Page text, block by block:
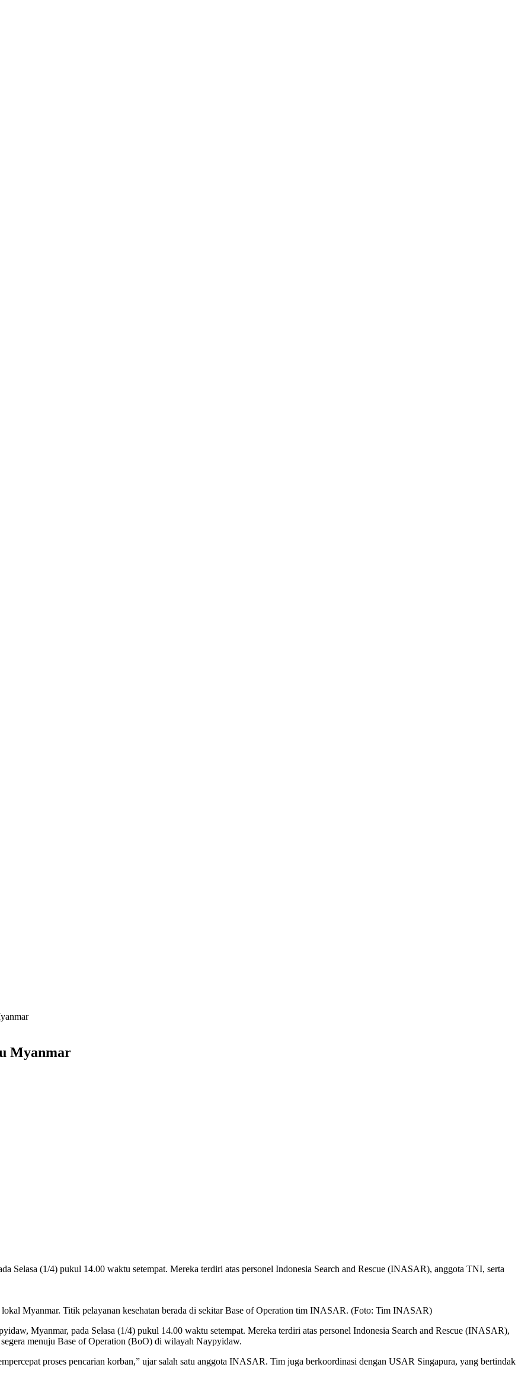
Myanmar
Selasa (1/4) pukul 14.00 waktu setempat. Mereka terdiri atas personel Indonesia Search and Rescue (INASAR), anggota TNI, serta
lokal Myanmar. Titik pelayanan kesehatan berada di sekitar Base of Operation tim INASAR. (Foto: Tim INASAR)
Myanmar, pada Selasa (1/4) pukul 14.00 waktu setempat. Mereka terdiri atas personel Indonesia Search and Rescue (INASAR),
menuju Base of Operation (BoO) di wilayah Naypyidaw.
proses pencarian korban,” ujar salah satu anggota INASAR. Tim juga berkoordinasi dengan USAR Singapura, yang bertindak